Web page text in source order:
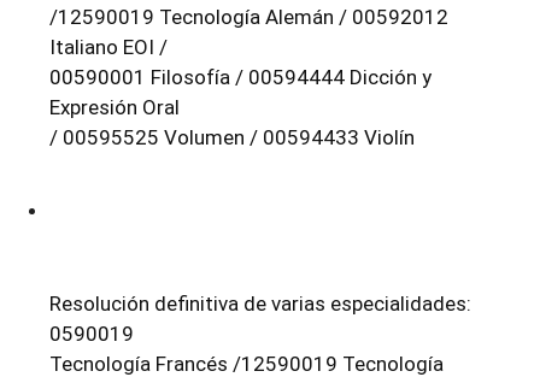
/12590019 Tecnología Alemán / 00592012
Italiano EOI /
00590001 Filosofía / 00594444 Dicción y
Expresión Oral
/ 00595525 Volumen / 00594433 Violín
Resolución definitiva de varias especialidades:
0590019
Tecnología Francés /12590019 Tecnología